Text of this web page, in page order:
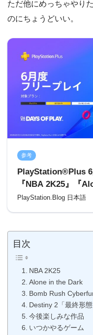
ただ他にめっちゃやり
のにちょうどいい。
参考
PlayStation®Plus
『NBA 2K25』『
ーン・イン・ザ・
PlayStation.Blog 日本語
目次
NBA 2K25
Alone in the Dark
Bomb Rush
Destiny 2「最終形態
今後楽しみな作品
いつかやるゲーム